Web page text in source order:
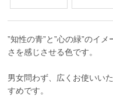
”知性の青”と”心の緑”のイ
さを感じさせる色です。
男女問わず、広くお使いい
すめです。